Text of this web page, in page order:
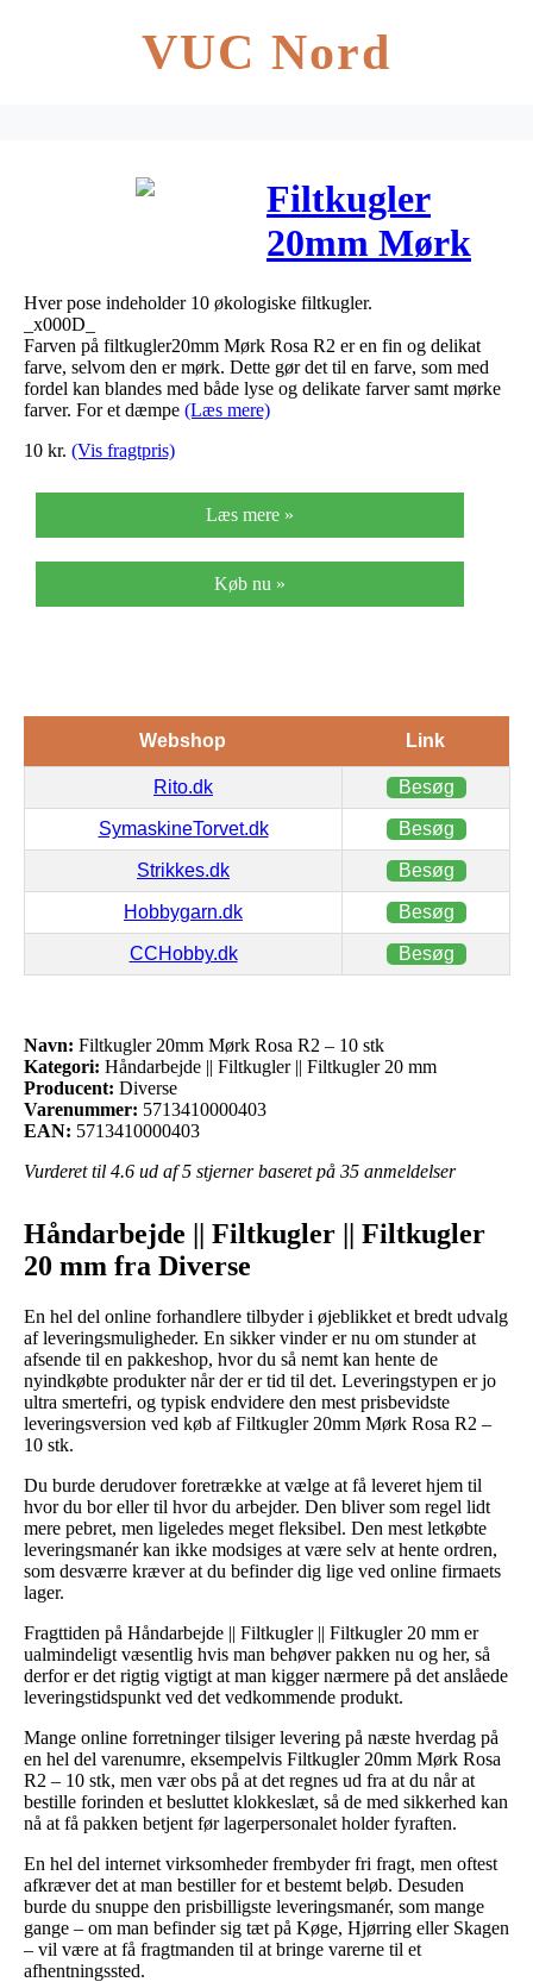
VUC Nord
Filtkugler
20mm Mørk
Rosa R2 – 10
stk
Hver pose indeholder 10 økologiske filtkugler.
_x000D_
Farven på filtkugler20mm Mørk Rosa R2 er en fin og delikat
farve, selvom den er mørk. Dette gør det til en farve, som med
fordel kan blandes med både lyse og delikate farver samt mørke
farver. For et dæmpe (Læs mere)
10 kr. (Vis fragtpris)
Læs mere »
Køb nu »
Webshop Link
Rito.dk Besøg
SymaskineTorvet.dk Besøg
Strikkes.dk Besøg
Hobbygarn.dk Besøg
CCHobby.dk Besøg
Navn: Filtkugler 20mm Mørk Rosa R2 – 10 stk
Kategori: Håndarbejde || Filtkugler || Filtkugler 20 mm
Producent: Diverse
Varenummer: 5713410000403
EAN: 5713410000403
Vurderet til 4.6 ud af 5 stjerner baseret på 35 anmeldelser
Håndarbejde || Filtkugler || Filtkugler
20 mm fra Diverse
En hel del online forhandlere tilbyder i øjeblikket et bredt udvalg
af leveringsmuligheder. En sikker vinder er nu om stunder at
afsende til en pakkeshop, hvor du så nemt kan hente de
nyindkøbte produkter når der er tid til det. Leveringstypen er jo
ultra smertefri, og typisk endvidere den mest prisbevidste
leveringsversion ved køb af Filtkugler 20mm Mørk Rosa R2 –
10 stk.
Du burde derudover foretrække at vælge at få leveret hjem til
hvor du bor eller til hvor du arbejder. Den bliver som regel lidt
mere pebret, men ligeledes meget fleksibel. Den mest letkøbte
leveringsmanér kan ikke modsiges at være selv at hente ordren,
som desværre kræver at du befinder dig lige ved online firmaets
lager.
Fragttiden på Håndarbejde || Filtkugler || Filtkugler 20 mm er
ualmindeligt væsentlig hvis man behøver pakken nu og her, så
derfor er det rigtig vigtigt at man kigger nærmere på det anslåede
leveringstidspunkt ved det vedkommende produkt.
Mange online forretninger tilsiger levering på næste hverdag på
en hel del varenumre, eksempelvis Filtkugler 20mm Mørk Rosa
R2 – 10 stk, men vær obs på at det regnes ud fra at du når at
bestille forinden et besluttet klokkeslæt, så de med sikkerhed kan
nå at få pakken betjent før lagerpersonalet holder fyraften.
En hel del internet virksomheder frembyder fri fragt, men oftest
afkræver det at man bestiller for et bestemt beløb. Desuden
burde du snuppe den prisbilligste leveringsmanér, som mange
gange – om man befinder sig tæt på Køge, Hjørring eller Skagen
– vil være at få fragtmanden til at bringe varerne til et
afhentningssted.